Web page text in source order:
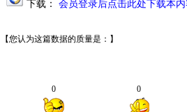
下载： 会员登录后点击此处下载本内